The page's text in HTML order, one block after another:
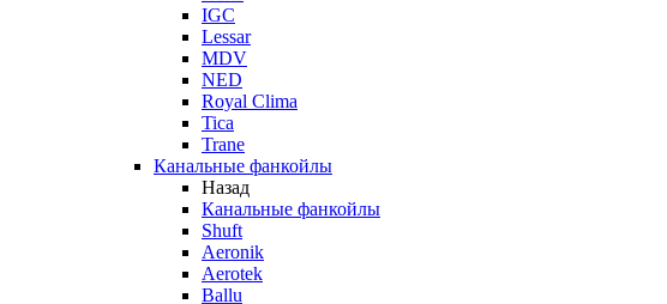
IGC
Lessar
MDV
NED
Royal Clima
Tica
Trane
Канальные фанкойлы
Назад
Канальные фанкойлы
Shuft
Aeronik
Aerotek
Ballu